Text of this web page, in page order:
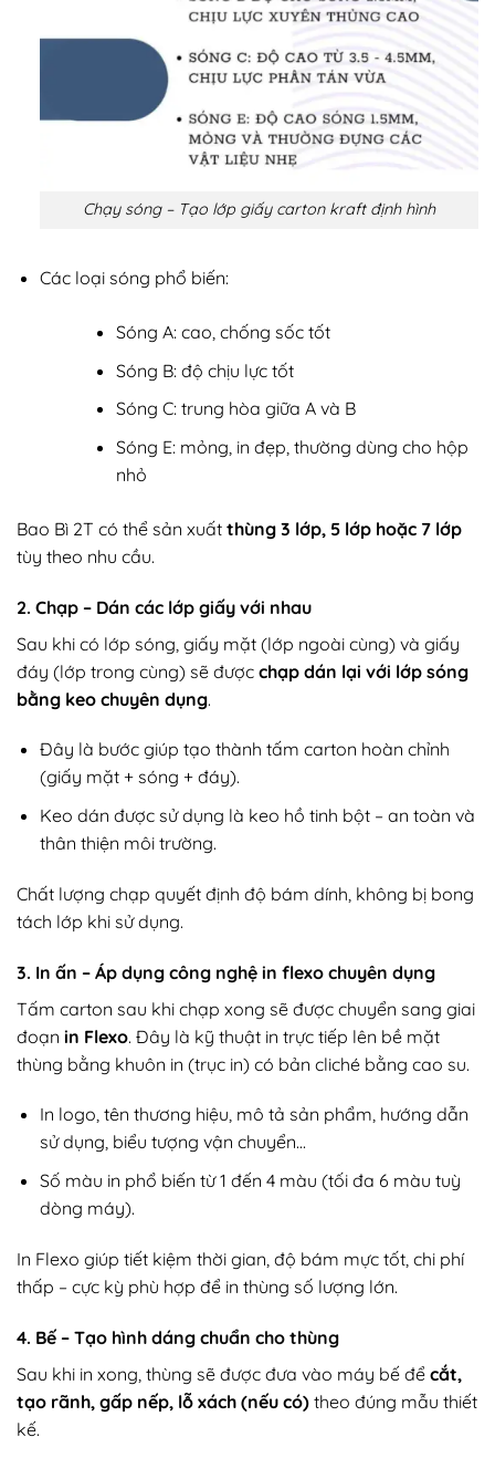
Chạy sóng – Tạo lớp giấy carton kraft định hình
Các loại sóng phổ biến:
Sóng A: cao, chống sốc tốt
Sóng B: độ chịu lực tốt
Sóng C: trung hòa giữa A và B
Sóng E: mỏng, in đẹp, thường dùng cho hộp
nhỏ
Bao Bì 2T có thể sản xuất thùng 3 lớp, 5 lớp hoặc 7 lớp
tùy theo nhu cầu.
2. Chạp – Dán các lớp giấy với nhau
Sau khi có lớp sóng, giấy mặt (lớp ngoài cùng) và giấy
đáy (lớp trong cùng) sẽ được chạp dán lại với lớp sóng
bằng keo chuyên dụng.
Đây là bước giúp tạo thành tấm carton hoàn chỉnh
(giấy mặt + sóng + đáy).
Keo dán được sử dụng là keo hồ tinh bột – an toàn và
thân thiện môi trường.
Chất lượng chạp quyết định độ bám dính, không bị bong
tách lớp khi sử dụng.
3. In ấn – Áp dụng công nghệ in flexo chuyên dụng
Tấm carton sau khi chạp xong sẽ được chuyển sang giai
đoạn in Flexo. Đây là kỹ thuật in trực tiếp lên bề mặt
thùng bằng khuôn in (trục in) có bản cliché bằng cao su.
In logo, tên thương hiệu, mô tả sản phẩm, hướng dẫn
sử dụng, biểu tượng vận chuyển…
Số màu in phổ biến từ 1 đến 4 màu (tối đa 6 màu tuỳ
dòng máy).
In Flexo giúp tiết kiệm thời gian, độ bám mực tốt, chi phí
thấp – cực kỳ phù hợp để in thùng số lượng lớn.
4. Bế – Tạo hình dáng chuẩn cho thùng
Sau khi in xong, thùng sẽ được đưa vào máy bế để cắt,
tạo rãnh, gấp nếp, lỗ xách (nếu có) theo đúng mẫu thiết
kế.